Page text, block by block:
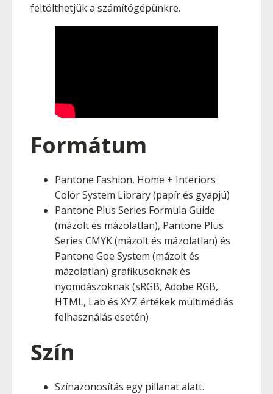
feltölthetjük a számítógépünkre.
Formátum
Pantone Fashion, Home + Interiors
Color System Library (papír és gyapjú)
Pantone Plus Series Formula Guide
(mázolt és mázolatlan), Pantone Plus
Series CMYK (mázolt és mázolatlan) és
Pantone Goe System (mázolt és
mázolatlan) grafikusoknak és
nyomdászoknak (sRGB, Adobe RGB,
HTML, Lab és XYZ értékek multimédiás
felhasználás esetén)
Szín
Színazonosítás egy pillanat alatt.